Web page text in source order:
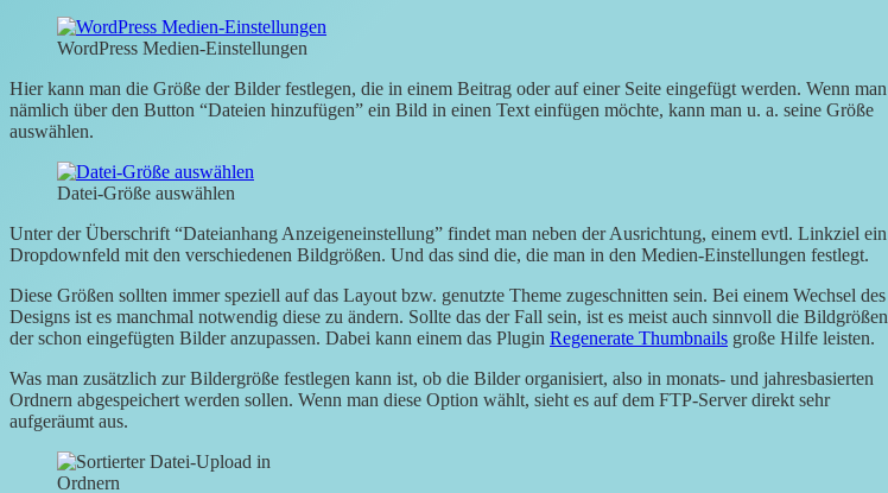
WordPress Medien-Einstellungen
Hier kann man die Größe der Bilder festlegen, die in einem Beitrag oder auf einer Seite eingefügt werden. Wenn man
nämlich über den Button “Dateien hinzufügen” ein Bild in einen Text einfügen möchte, kann man u. a. seine Größe
auswählen.
Datei-Größe auswählen
Unter der Überschrift “Dateianhang Anzeigeneinstellung” findet man neben der Ausrichtung, einem evtl. Linkziel ein
Dropdownfeld mit den verschiedenen Bildgrößen. Und das sind die, die man in den Medien-Einstellungen festlegt.
Diese Größen sollten immer speziell auf das Layout bzw. genutzte Theme zugeschnitten sein. Bei einem Wechsel des
Designs ist es manchmal notwendig diese zu ändern. Sollte das der Fall sein, ist es meist auch sinnvoll die Bildgrößen
der schon eingefügten Bilder anzupassen. Dabei kann einem das Plugin Regenerate Thumbnails große Hilfe leisten.
Was man zusätzlich zur Bildergröße festlegen kann ist, ob die Bilder organisiert, also in monats- und jahresbasierten
Ordnern abgespeichert werden sollen. Wenn man diese Option wählt, sieht es auf dem FTP-Server direkt sehr
aufgeräumt aus.